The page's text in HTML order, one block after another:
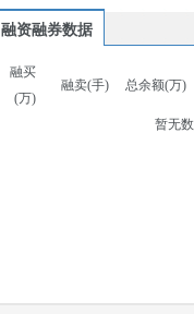
融资融券数据
融买
(万)
融卖(手) 总余额(万)
暂无